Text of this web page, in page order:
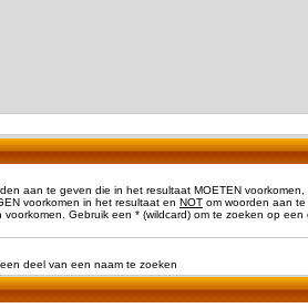
aan te geven die in het resultaat MOETEN voorkomen,
voorkomen in het resultaat en NOT om woorden aan
Gebruik een * (wildcard) om te zoeken op een
deel van een naam te zoeken